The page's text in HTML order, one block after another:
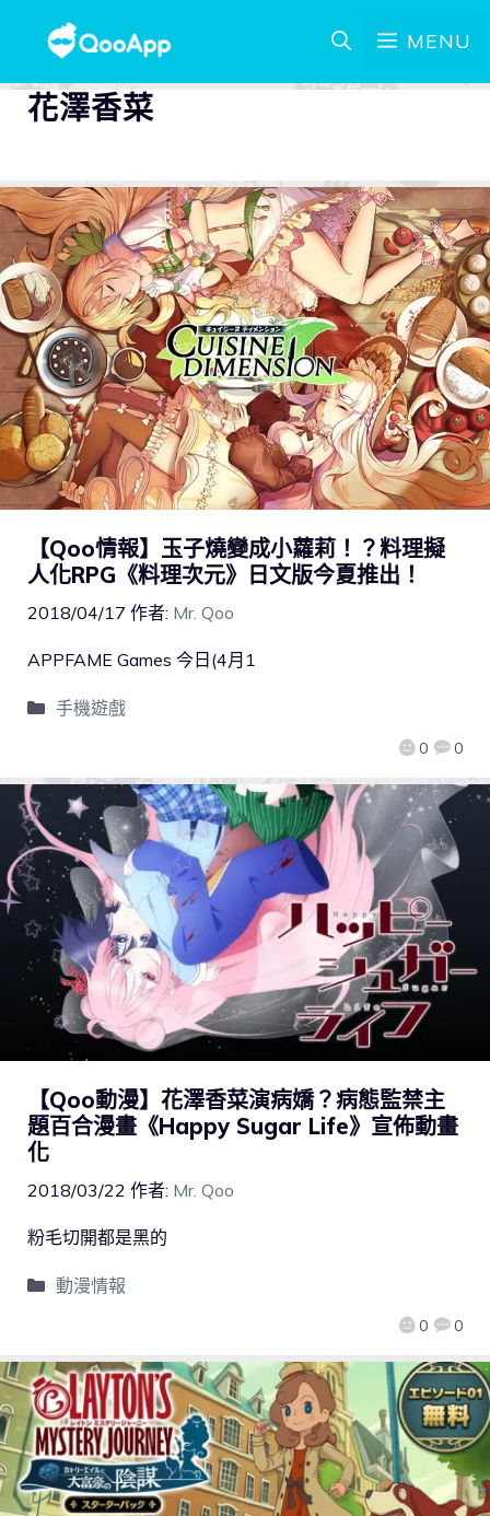
MENU
花澤香菜
【Qoo情報】玉子燒變成小蘿莉！？料理擬
人化RPG《料理次元》日文版今夏推出！
2018/04/17 作者: Mr. Qoo
0 0
APPFAME Games 今日(4月1
手機遊戲
【Qoo動漫】花澤香菜演病嬌？病態監禁主
題百合漫畫《Happy Sugar Life》宣佈動畫
化
2018/03/22 作者: Mr. Qoo
0 0
粉毛切開都是黑的
動漫情報